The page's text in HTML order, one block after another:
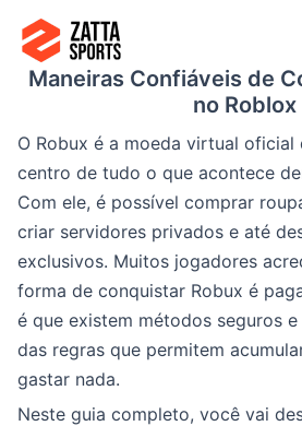
para
Maneiras Confiáveis de
no Roblox
O Robux é a moeda virtual oficial
centro de tudo o que acontece
Com ele, é possível comprar
criar servidores privados e até
exclusivos. Muitos jogadores
forma de conquistar Robux é
é que existem métodos seguros
das regras que permitem
gastar nada.
Neste guia completo, você vai